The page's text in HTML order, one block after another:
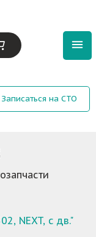
Записаться на СТО
NEXT, с дв."